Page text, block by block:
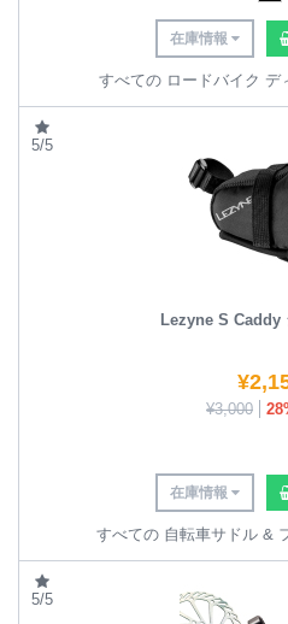
在庫情報
すべての ロードバイク デ
5/5
Lezyne S Caddy
¥
¥3,000
在庫情報
すべての 自転車サドル &
5/5